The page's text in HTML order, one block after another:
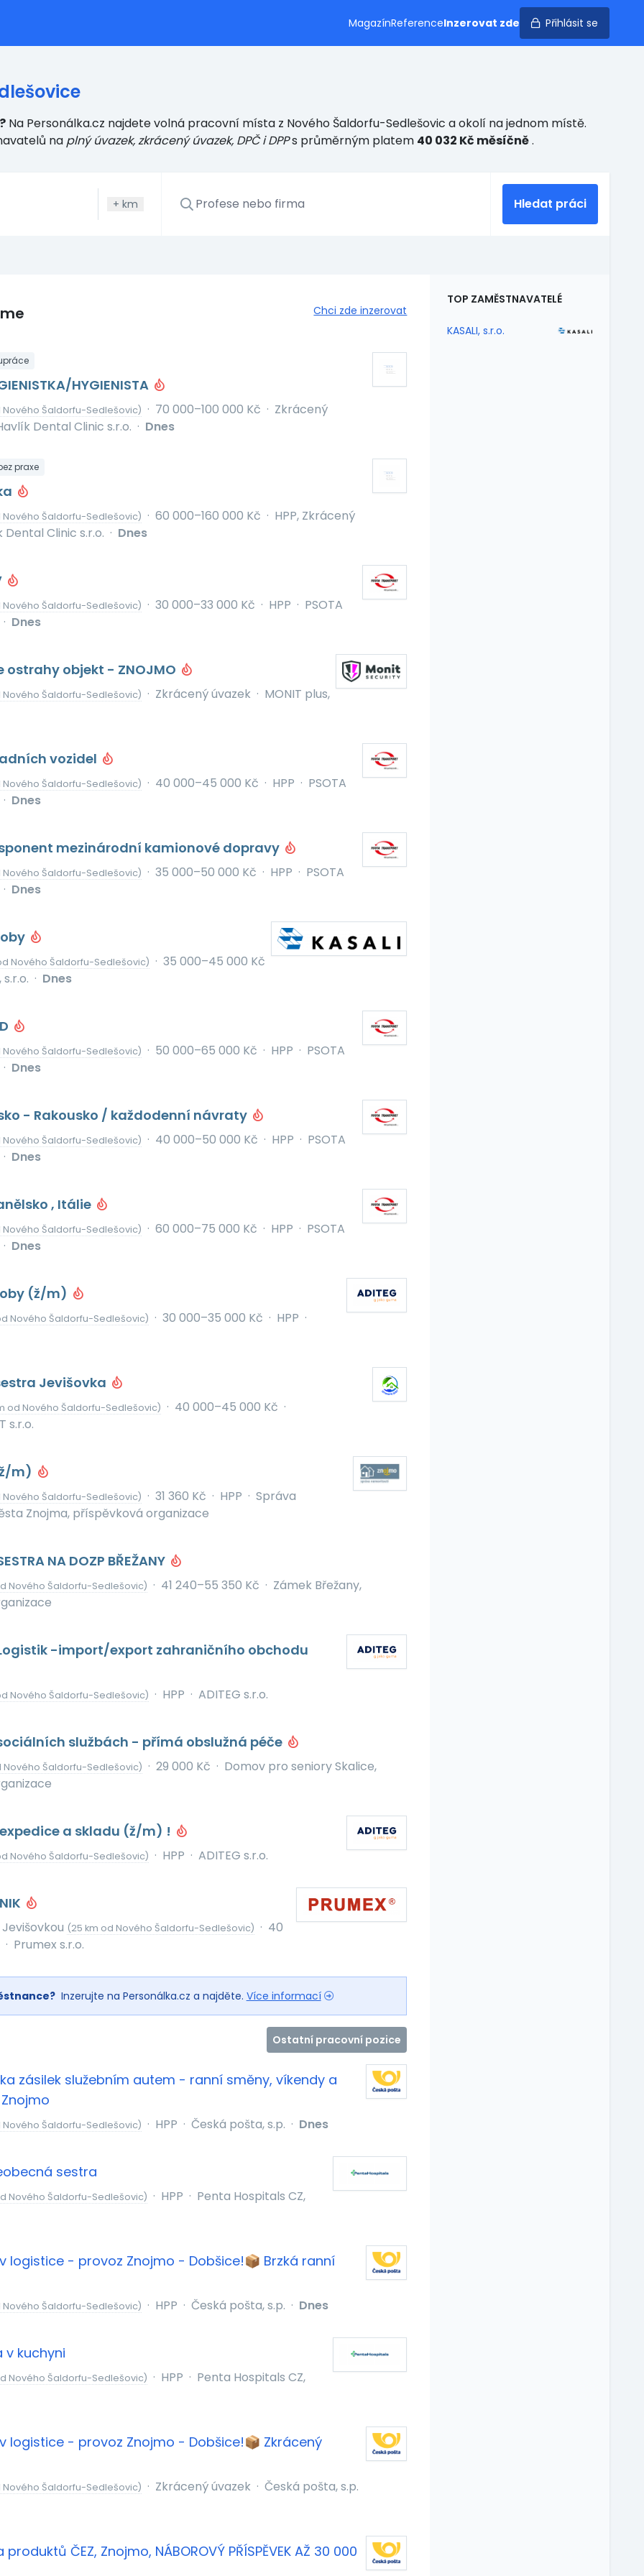
MagazínReferenceInzerovat zde Přihlásit se
Na Personálka.cz najdete volná pracovní místa z Nového Šaldorfu-Sedlešovic a okolí na jednom místě.
na plný úvazek, zkrácený úvazek, DPČ i DPPs průměrným platem 40 032 Kč měsíčně.
+ km Hledat práci
Chci zde inzerovat
HYGIENISTA
Nového Šaldorfu-Sedlešovic) · 70 000–100 000 Kč · Zkrácený
Dental Clinic s.r.o. · Dnes
praxe
Nového Šaldorfu-Sedlešovic) · 60 000–160 000 Kč · HPP, Zkrácený
Dental Clinic s.r.o. · Dnes
Nového Šaldorfu-Sedlešovic) · 30 000–33 000 Kč · HPP · PSOTA
· Dnes
ostrahy objekt - ZNOJMO
Nového Šaldorfu-Sedlešovic) · Zkrácený úvazek · MONIT plus,
vozidel
Nového Šaldorfu-Sedlešovic) · 40 000–45 000 Kč · HPP · PSOTA
· Dnes
mezinárodní kamionové dopravy
Nového Šaldorfu-Sedlešovic) · 35 000–50 000 Kč · HPP · PSOTA
· Dnes
Nového Šaldorfu-Sedlešovic) · 35 000–45 000 Kč
s.r.o. · Dnes
Nového Šaldorfu-Sedlešovic) · 50 000–65 000 Kč · HPP · PSOTA
· Dnes
- Rakousko / každodenní návraty
Nového Šaldorfu-Sedlešovic) · 40 000–50 000 Kč · HPP · PSOTA
· Dnes
, Itálie
Nového Šaldorfu-Sedlešovic) · 60 000–75 000 Kč · HPP · PSOTA
· Dnes
(ž/m)
Nového Šaldorfu-Sedlešovic) · 30 000–35 000 Kč · HPP ·
Jevišovka
od Nového Šaldorfu-Sedlešovic) · 40 000–45 000 Kč ·
s.r.o.
m)
Nového Šaldorfu-Sedlešovic) · 31 360 Kč · HPP · Správa
Znojma, příspěvková organizace
NA DOZP BŘEŽANY
Nového Šaldorfu-Sedlešovic) · 41 240–55 350 Kč · Zámek Břežany,
-import/export zahraničního obchodu
Nového Šaldorfu-Sedlešovic) · HPP · ADITEG s.r.o.
službách - přímá obslužná péče
Nového Šaldorfu-Sedlešovic) · 29 000 Kč · Domov pro seniory Skalice,
a skladu (ž/m) !
Nového Šaldorfu-Sedlešovic) · HPP · ADITEG s.r.o.
(25 km od Nového Šaldorfu-Sedlešovic) · 40
· Prumex s.r.o.
Inzerujte na Personálka.cz a najděte. Více informací
Ostatní pracovní pozice
zásilek služebním autem - ranní směny, víkendy a
Nového Šaldorfu-Sedlešovic) · HPP · Česká pošta, s.p. · Dnes
sestra
Nového Šaldorfu-Sedlešovic) · HPP · Penta Hospitals CZ,
logistice - provoz Znojmo - Dobšice!📦 Brzká ranní
Nového Šaldorfu-Sedlešovic) · HPP · Česká pošta, s.p. · Dnes
v kuchyni
Nového Šaldorfu-Sedlešovic) · HPP · Penta Hospitals CZ,
logistice - provoz Znojmo - Dobšice!📦 Zkrácený
Nového Šaldorfu-Sedlešovic) · Zkrácený úvazek · Česká pošta, s.p.
ČEZ, Znojmo, NÁBOROVÝ PŘÍSPĚVEK AŽ 30 000
TOP ZAMĚSTNAVATELÉ
KASALI, s.r.o.